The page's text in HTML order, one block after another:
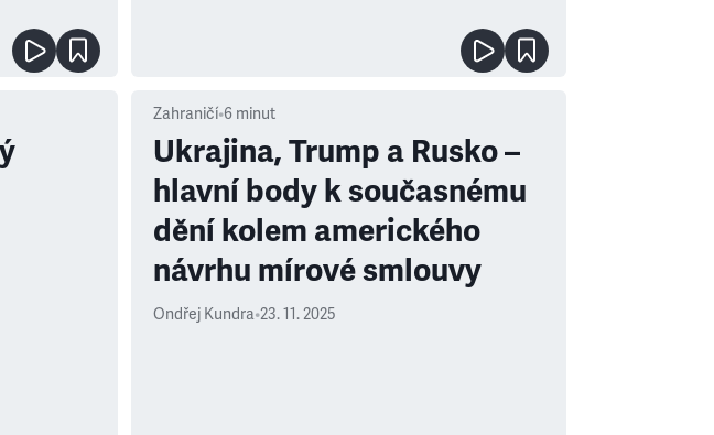
Zahraničí•6 minut
Ukrajina, Trump a Rusko –
hlavní body k současnému
dění kolem amerického
návrhu mírové smlouvy
Ondřej Kundra•23. 11. 2025